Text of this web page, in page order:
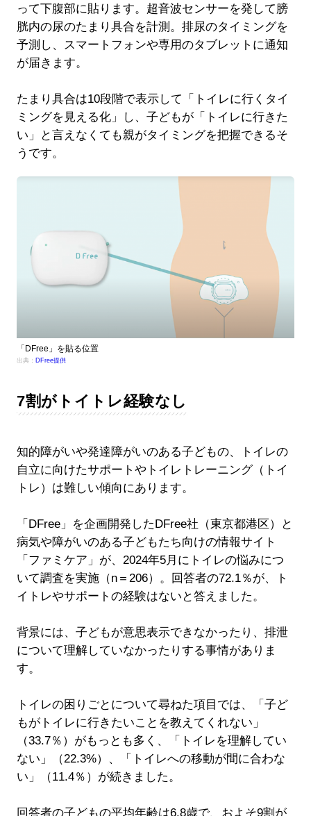
って下腹部に貼ります。超音波センサーを発して膀
胱内の尿のたまり具合を計測。排尿のタイミングを
予測し、スマートフォンや専用のタブレットに通知
が届きます。
たまり具合は10段階で表示して「トイレに行くタイ
ミングを見える化」し、子どもが「トイレに行きた
い」と言えなくても親がタイミングを把握できるそ
うです。
「DFree」を貼る位置
出典： DFree提供
7割がトイトレ経験なし
知的障がいや発達障がいのある子どもの、トイレの
自立に向けたサポートやトイレトレーニング（トイ
トレ）は難しい傾向にあります。
「DFree」を企画開発したDFree社（東京都港区）と
病気や障がいのある子どもたち向けの情報サイト
「ファミケア」が、2024年5月にトイレの悩みにつ
いて調査を実施（n＝206）。回答者の72.1％が、ト
イトレやサポートの経験はないと答えました。
背景には、子どもが意思表示できなかったり、排泄
について理解していなかったりする事情がありま
す。
トイレの困りごとについて尋ねた項目では、「子ど
もがトイレに行きたいことを教えてくれない」
（33.7％）がもっとも多く、「トイレを理解してい
ない」（22.3%）、「トイレへの移動が間に合わな
い」（11.4％）が続きました。
回答者の子どもの平均年齢は6.8歳で、およそ9割が